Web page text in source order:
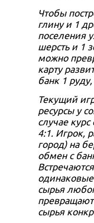
Чтобы
глину и 1
поселения
шерсть и 1
можно
карту
банк 1
Текущий
ресурсы у
случае
4:1. Игрок,
город) на
обмен с
одинаковые
сырья
превращают
сырья